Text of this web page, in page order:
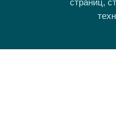
страниц,